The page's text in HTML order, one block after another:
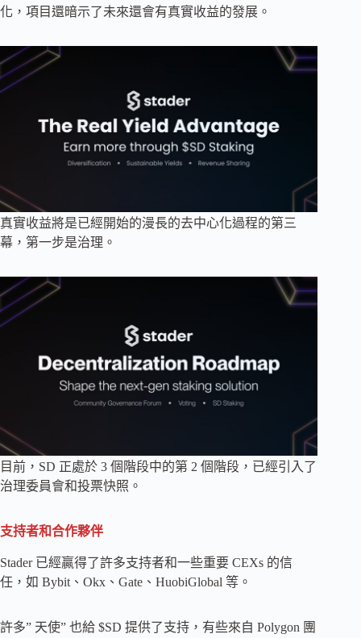
化，項目還暗示了未來還會有真實收益的發展。
真實收益將是已經開始的漫長的去中心化過程的第三
幕，第一步是治理。
目前，SD 正處於 3 個階段中的第 2 個階段，已經引入了
治理委員會和投票快照。
支持者和合作夥伴
Stader 已經贏得了許多支持者和一些重要 CEXs 的信
任，如 Bybit、Okx、Gate、HuobiGlobal 等。
許多” 天使” 也給 $SD 提供了支持，有些來自 Polygon 團